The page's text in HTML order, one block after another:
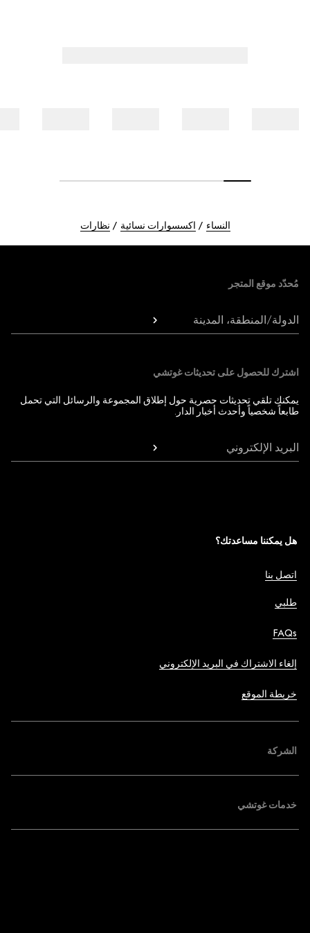
النساء اكسسوارات نسائية نظارات
مُحدّد موقع المتجر
الدولة/المنطقة، المدينة
اشترك للحصول على تحديثات غوتشي
يمكنك تلقي تحديثات حصرية حول إطلاق المجموعة والرسائل التي تحمل
طابعاً شخصياً وأحدث أخبار الدار.
البريد الإلكتروني
هل يمكننا مساعدتك؟
اتصل بنا
طلبي
FAQs
إلغاء الاشتراك في البريد الإلكتروني
خريطة الموقع
الشركة
خدمات غوتشي